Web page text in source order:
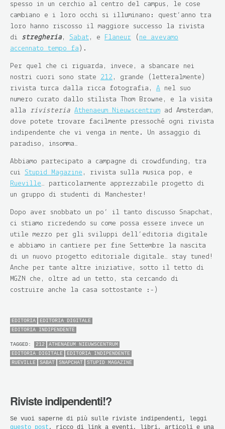
spesso in un cerchio al centro del campus, le cose
cambiano e i loro occhi si illuminano: quest’anno tra
loro hanno riscosso il maggiore successo la rivista
di stregheria , Sabat , e Flaneur ( ne avevamo
accennato tempo fa ).
Per quel che ci riguarda, invece, a sbancare nei
nostri cuori sono state 212 , grande (letteralmente)
rivista turca dalla ricca fotografia, A nel suo
numero curato dallo stilista Thom Browne, e la visita
alla rivisteria Athenaeum Nieuwscentrum ad Amsterdam,
dove potete trovare facilmente pressoché ogni rivista
indipendente che vi venga in mente. Un assaggio di
paradiso, insomma…
Abbiamo partecipato a campagne di crowdfunding, tra
cui Stupid Magazine , rivista sulla musica pop, e
Rueville… particolarmente apprezzabile progetto di
un gruppo di studenti di Manchester!
Dopo aver snobbato un po’ il tanto discusso Snapchat,
ci stiamo ricredendo su come possa essere invece un
utile mezzo per gli sviluppi dell’editoria digitale
e abbiamo in cantiere per fine Settembre la nascita
di un nuovo progetto editoriale digitale… stay tuned!
Anche per tante altre iniziative, sotto il tetto di
MGZN che, oltre ad un tetto, sta cercando di
costruire anche la casa sottostante :-)
EDITORIA
EDITORIA DIGITALE
EDITORIA INDIPENDENTE
TAGGED: 212
ATHENAEUM NIEUWSCENTRUM
EDITORIA DIGITALE
EDITORIA INDIPENDENTE
RUEVILLE
SABAT SNAPCHAT STUPID MAGAZINE
Riviste indipendenti!?
Se vuoi saperne di più sulle riviste indipendenti, leggi
questo post , ricco di link a eventi, libri, articoli e una